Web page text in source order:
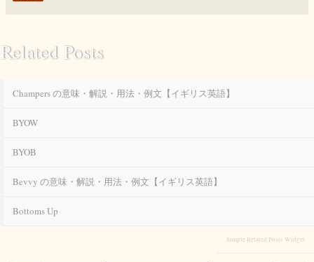
Related Posts
Champers の意味・解説・用法・例文【イギリス英語】
BYOW
BYOB
Bevvy の意味・解説・用法・例文【イギリス英語】
Bottoms Up
Simple Related Posts Widget